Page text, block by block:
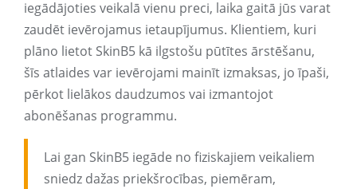
iegādājoties veikalā vienu preci, laika gaitā jūs varat
zaudēt ievērojamus ietaupījumus. Klientiem, kuri
plāno lietot SkinB5 kā ilgstošu pūtītes ārstēšanu,
šīs atlaides var ievērojami mainīt izmaksas, jo īpaši,
pērkot lielākos daudzumos vai izmantojot
abonēšanas programmu.
Lai gan SkinB5 iegāde no fiziskajiem veikaliem
sniedz dažas priekšrocības, piemēram,